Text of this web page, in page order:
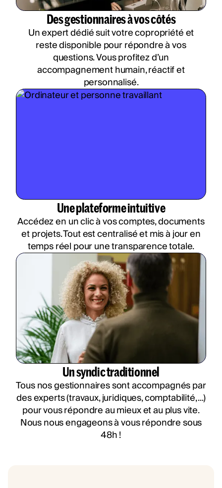
Des gestionnaires à vos côtés
Un expert dédié suit votre copropriété et
reste disponible pour répondre à vos
questions. Vous profitez d’un
accompagnement humain, réactif et
personnalisé.
Une plateforme intuitive
Accédez en un clic à vos comptes, documents
et projets. Tout est centralisé et mis à jour en
temps réel pour une transparence totale.
Un syndic traditionnel
Tous nos gestionnaires sont accompagnés par
des experts (travaux, juridiques, comptabilité, ...)
pour vous répondre au mieux et au plus vite.
Nous nous engageons à vous répondre sous
48h !